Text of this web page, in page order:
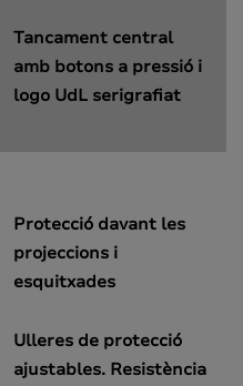
Tancament central
amb botons a pressió i
logo UdL serigrafiat
Protecció davant les
projeccions i
esquitxades
Ulleres de protecció
ajustables. Resistència